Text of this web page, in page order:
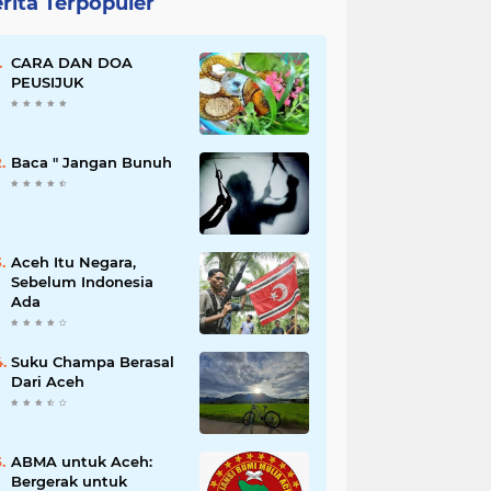
CARA DAN DOA
PEUSIJUK
Baca " Jangan Bunuh
Aceh Itu Negara,
Sebelum Indonesia
Ada
Suku Champa Berasal
Dari Aceh
ABMA untuk Aceh:
Bergerak untuk